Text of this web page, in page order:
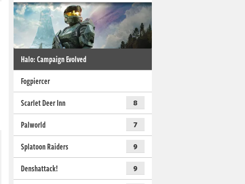
Halo: Campaign Evolved
Fogpiercer
Scarlet Deer Inn
8
Palworld 7
Splatoon Raiders 9
Denshattack! 9